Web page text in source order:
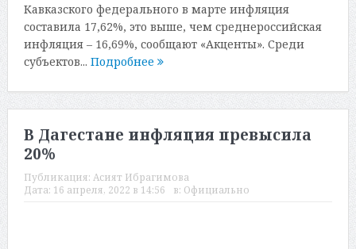
Кавказского федерального в марте инфляция
составила 17,62%, это выше, чем среднероссийская
инфляция – 16,69%, сообщают «Акценты». Среди
субъектов... Подробнее
В Дагестане инфляция превысила
20%
Публикация: Асият Ибрагимова
Дата: 16 апреля, 2022 в 14:56 в: Официально